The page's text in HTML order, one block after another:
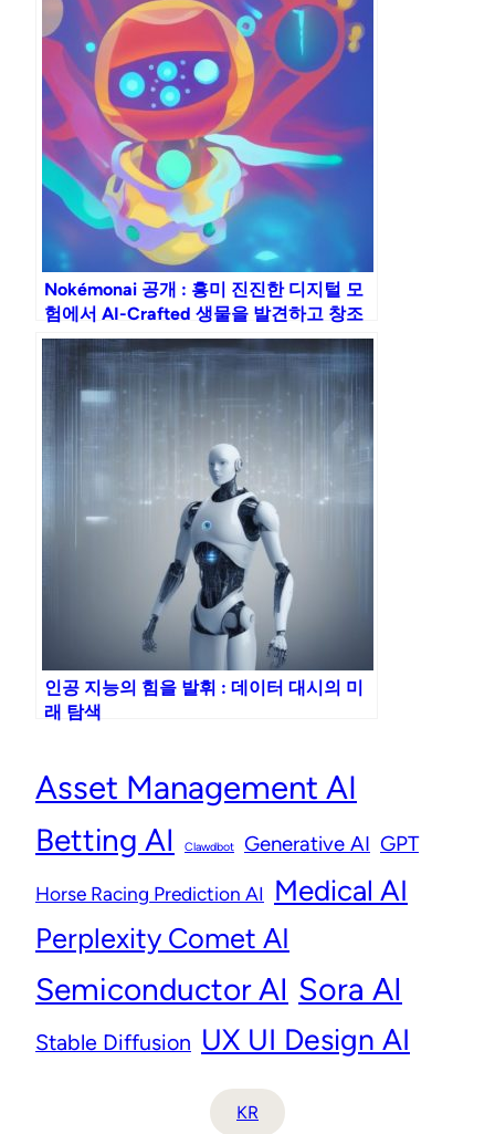
Nokémonai 공개 : 흥미 진진한 디지털 모
험에서 AI-Crafted 생물을 발견하고 창조
하십시오!
인공 지능의 힘을 발휘 : 데이터 대시의 미
래 탐색
Asset Management AI
Betting AI Clawdbot Generative AI GPT
Horse Racing Prediction AI Medical AI
Perplexity Comet AI
Semiconductor AI Sora AI
Stable Diffusion UX UI Design AI
KR